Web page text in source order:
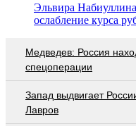
Эльвира Набиуллина
ослабление курса
Медведев: Россия
спецоперации
Запад выдвигает
Лавров